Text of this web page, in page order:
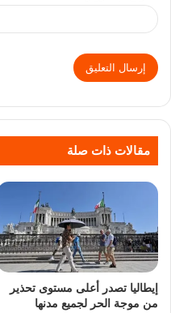
مقالات ذات صلة
إيطاليا تصدر أعلى مستوى تحذير
من موجة الحر لجميع مدنها